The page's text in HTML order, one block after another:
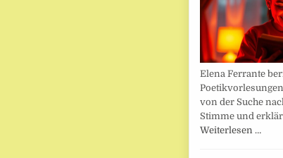
Elena Ferrante
von der Suche
Stimme und
Weiterlesen …